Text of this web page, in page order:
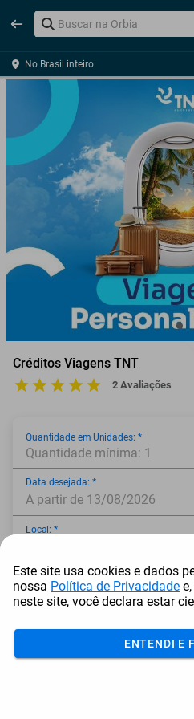
No Brasil inteiro
Créditos Viagens TNT
2 Avaliações
Quantidade em Unidades: *
Quantidade mínima: 1
Data desejada: *
A partir de 13/08/2026
Local: *
* Campo obrigatório
Adicionar
Este site usa cookies e dados
nossa Política de Privacidade
neste site, você declara estar
ENTENDI E